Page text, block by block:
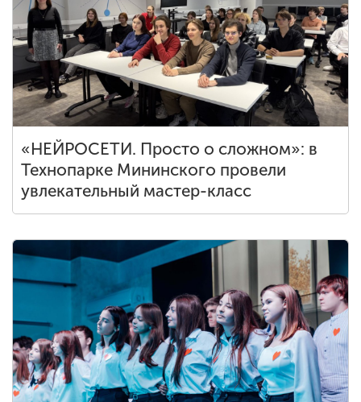
«НЕЙРОСЕТИ. Просто о сложном»: в
Технопарке Мининского провели
увлекательный мастер-класс